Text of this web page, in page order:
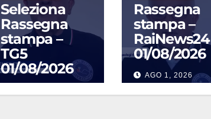
Seleziona
Rassegna
stampa –
TG5
01/08/2026
Rassegna
stampa –
RaiNews24
01/08/2026
AGO 1, 2026